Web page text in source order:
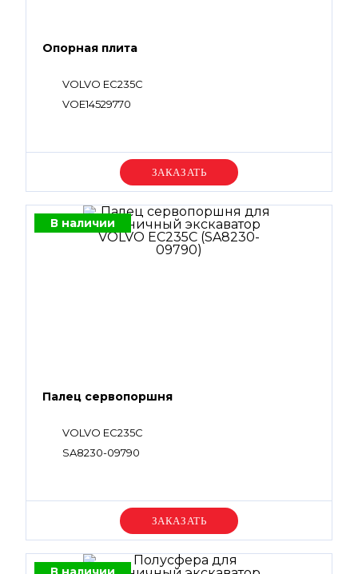
Опорная плита
VOLVO EC235C
VOE14529770
Уточняйте цену
В наличии
Палец сервопоршня
VOLVO EC235C
SA8230-09790
Уточняйте цену